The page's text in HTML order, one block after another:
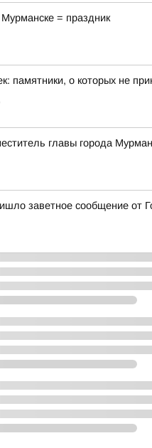
= праздник
памятники, о которых не
главы города
заветное сообщение от